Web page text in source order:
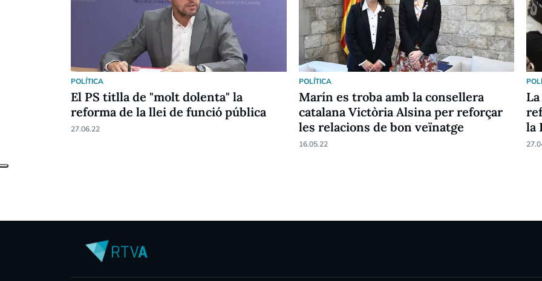
POLÍTICA
El PS titlla de "molt dolenta" la
reforma de la llei de funció pública
27.06.22
POLÍTICA
Marín es troba amb la consellera
catalana Victòria Alsina per reforçar
les relacions de bon veïnatge
16.05.22
la